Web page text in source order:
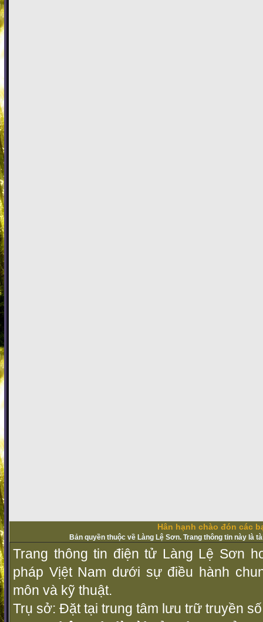
Hân hạnh chào đón các
Bản quyền thuộc về Làng Lệ Sơn. Trang thông tin này là
Trang thông tin điện tử Làng Lệ Sơn
pháp Vịệt Nam dưới sự điều hành
môn và kỹ thuật.
Trụ sở: Đặt tại trung tâm lưu trữ truyền